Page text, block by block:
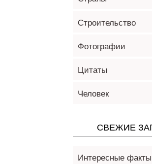
Строительство
Фотографии
Цитаты
Человек
СВЕЖИЕ
Интересные